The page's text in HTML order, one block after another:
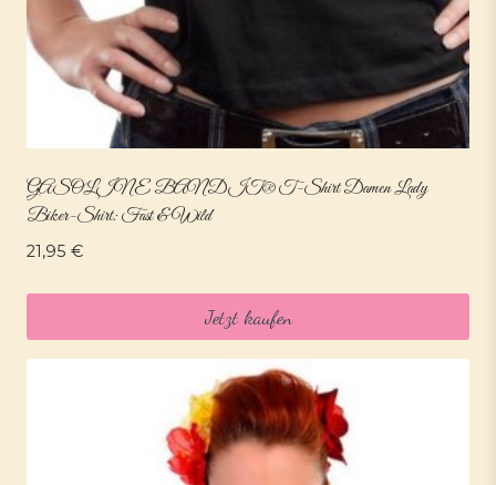
GASOLINE BANDIT® T-Shirt Damen Lady
Biker-Shirt: Fast & Wild
21,95 €
Jetzt kaufen